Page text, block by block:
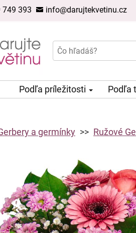
749 393 info@darujtekvetinu.cz
Podľa príležitosti Podľa
a germínky Ružové